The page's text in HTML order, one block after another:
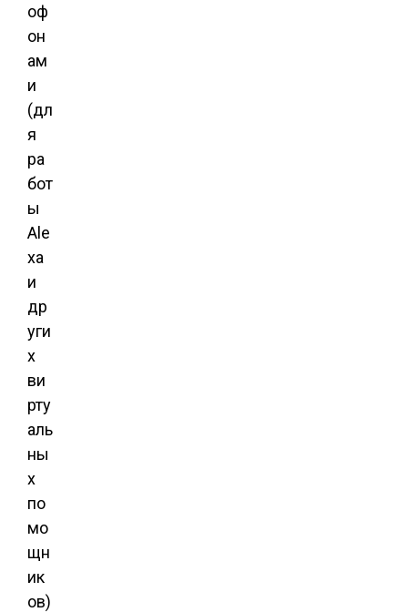
оф
он
ам
и
(дл
я
ра
бот
ы
Ale
xa
и
др
уги
х
ви
рту
аль
ны
х
по
мо
щн
ик
ов)